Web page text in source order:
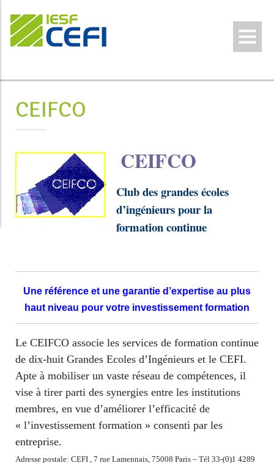
CEIFCO
CEIFCO
Club des grandes écoles
d’ingénieurs pour la
formation continue
Une référence et une garantie d’expertise au plus
haut niveau pour votre investissement formation
Le CEIFCO associe les services de formation continue
de dix-huit Grandes Ecoles d’Ingénieurs et le CEFI.
Apte à mobiliser un vaste réseau de compétences, il
vise à tirer parti des synergies entre les institutions
membres, en vue d’améliorer l’efficacité de
« l’investissement formation » consenti par les
entreprise.
Adresse postale: CEFI , 7 rue Lamennais, 75008 Paris – Tél 33-(0)1 4289